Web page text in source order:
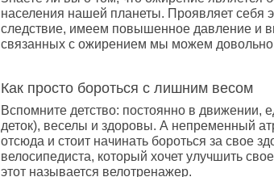
населения нашей планеты. Проявляет себя
следствие, имеем повышенное давление и
связанных с ожирением мы можем довольно
Как просто бороться с лишним весом
Вспомните детство: постоянно в движении,
деток), веселы и здоровы. А непременный
отсюда и стоит начинать бороться за свое
велосипедиста, который хочет улучшить
этот называется велотренажер.